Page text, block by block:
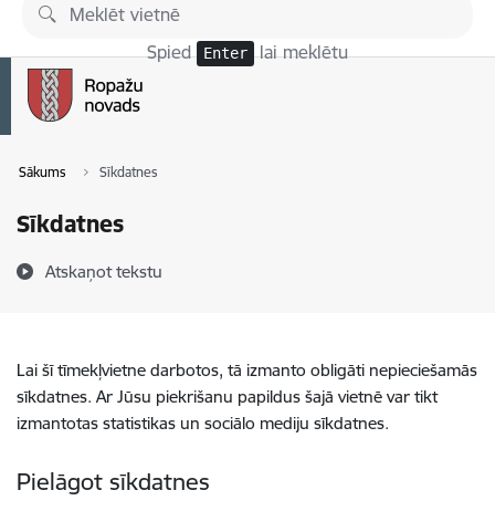
Pāriet uz lapas saturu
Spied Enter lai meklētu
Sākums Sīkdatnes
Sīkdatnes
Atskaņot tekstu
Lai šī tīmekļvietne darbotos, tā izmanto obligāti nepieciešamās
sīkdatnes. Ar Jūsu piekrišanu papildus šajā vietnē var tikt
izmantotas statistikas un sociālo mediju sīkdatnes.
Pielāgot sīkdatnes